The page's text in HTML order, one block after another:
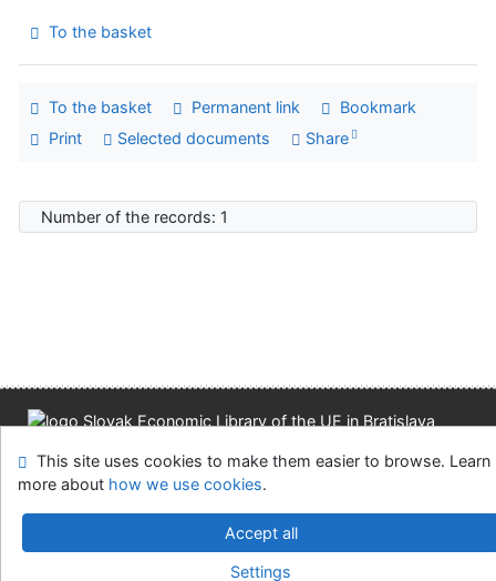
To the basket
To the basket Permanent link
Bookmark
Print
Selected documents Share
Number of the records: 1
Feedback form
Cookie settings
Slovak Economic Library of the UE in Bratislava
v.4.8.63a -
This site uses cookies to make them easier to browse. Learn
more about how we use cookies.
Accept all
Settings